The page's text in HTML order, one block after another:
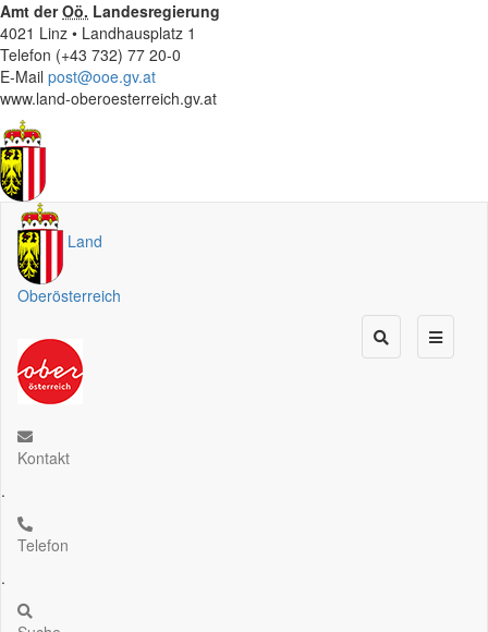
Amt derOö. Landesregierung
4021 Linz • Landhausplatz 1
Telefon (+43 732) 77 20-0
E-Mail post@ooe.gv.at
www.land-oberoesterreich.gv.at
Land
Oberösterreich
Kontakt
.
Telefon
.